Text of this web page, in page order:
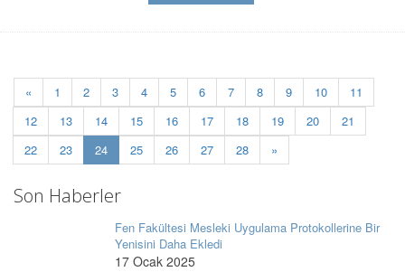
« 1 2 3 4 5 6 7 8 9 10
11
12
13 14 15 16 17 18 19 20
21
22
23 24(current)
25 26 27 28 »
Son Haberler
Fen Fakültesi Mesleki Uygulama Protokollerine Bir
Yenisini Daha Ekledi
17 Ocak 2025